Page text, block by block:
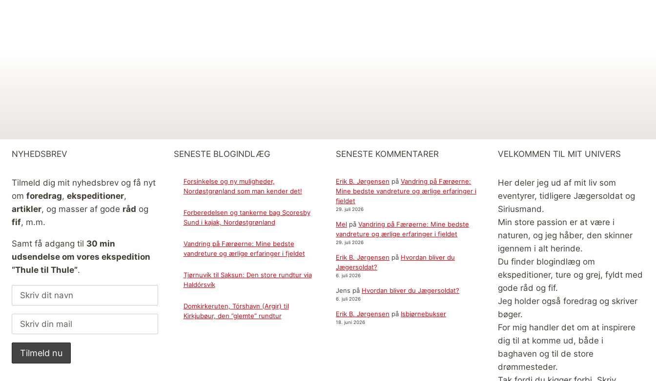
NYHEDSBREV
Tilmeld dig mit nyhedsbrev og få nyt
om foredrag, ekspeditioner,
artikler, og masser af gode råd og
fif, m.m.
Samt få adgang til 30 min
udsendelse om vores ekspedition
“Thule til Thule”.
SENESTE BLOGINDLÆG
Forsinkelse og ny muligheder,
Nordøstgrønland som man kender det!
Forberedelsen og tankerne bag Scoresby
Sund i kajak, Nordøstgrønland
Vandring på Færøerne: Mine bedste
vandreture og ærlige erfaringer i fjeldet
Tjørnuvík til Saksun: Den store rundtur via
Haldórsvík
Domkirkeruten, Tórshavn (Argir) til
Kirkjubøur, den ”glemte” rundtur
SENESTE KOMMENTARER
Erik B. Jørgensen på Vandring på Færøerne:
Mine bedste vandreture og ærlige erfaringer i
fjeldet
29. juli 2026
Mel på Vandring på Færøerne: Mine bedste
vandreture og ærlige erfaringer i fjeldet
29. juli 2026
Erik B. Jørgensen på Hvordan bliver du
Jægersoldat?
6. juli 2026
Jens på Hvordan bliver du Jægersoldat?
6. juli 2026
Erik B. Jørgensen på Isbjørnebukser
18. juni 2026
VELKOMMEN TIL MIT UNIVERS
Her deler jeg ud af mit liv som
eventyrer, tidligere Jægersoldat og
Siriusmand.
Min store passion er at være i
naturen, og jeg håber, den skinner
igennem i alt herinde.
Du finder blogindlæg om
ekspeditioner, ture og grej, fyldt med
gode råd og fif.
Jeg holder også foredrag og skriver
bøger.
For mig handler det om at inspirere
dig til at komme ud, både i
baghaven og til de store
drømmesteder.